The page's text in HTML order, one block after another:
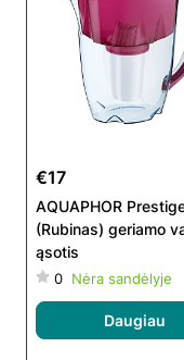
€17
AQUAPHOR Prestige A5
(Rubinas) geriamo
ąsotis
0 Nėra sandėlyje
Daugiau